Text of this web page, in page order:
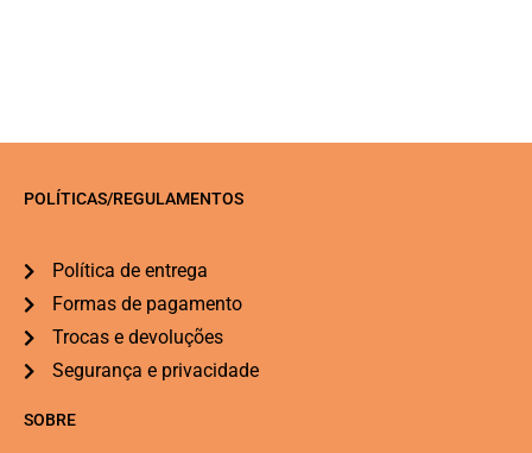
POLÍTICAS/REGULAMENTOS
Política de entrega
Formas de pagamento
Trocas e devoluções
Segurança e privacidade
SOBRE